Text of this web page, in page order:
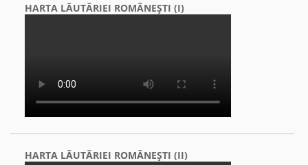
HARTA LĂUTĂRIEI ROMÂNEŞTI (I)
HARTA LĂUTĂRIEI ROMÂNEŞTI (II)